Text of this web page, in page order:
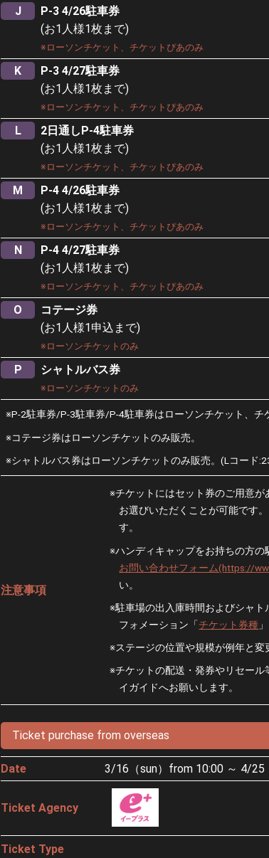
J P-3 4/26駐車券
(お1人様1枚まで)
※ローソンチケット、 チケットぴあのみ
K P-3 4/27駐車券
(お1人様1枚まで)
※ローソンチケット、チケットぴあのみ
L 2日通しP-4駐車券
(お1人様1枚まで)
※ローソンチケット、チケットぴあのみ
M P-4 4/26駐車券
(お1人様1枚まで)
※ローソンチケット、チケットぴあのみ
N P-4 4/27駐車券
(お1人様1枚まで)
※ローソンチケット、チケットぴあのみ
O コテージ券
(お1人様1申込まで)
※ローソンチケットのみ
P シャトルバス券
※ローソンチケットのみ
※P-2駐車券/P-3駐車券/P-4駐車券はローソンチケット、チ
※コテージ券はローソンチケットのみ販売。
※シャトルバス券はローソンチケットのみ販売。(Lコード
注意事項
※チケットにはセット券のご用意
お選びいただくことが可能です
す。
※ハンディキャップをお持ちの方
お問い合わせフォーム(https://
い。
※駐車場の出入庫時間およびシャ
フォメーション「チケット券種
※ステージの位置や規模が例年と変
※チケットの配送・発券やリセー
イガイドへお願いします。
Ticket purchase from overseas
Date 3/16（sun）from 10:00 ～ 4/25
Ticket Agency
Ticket Type